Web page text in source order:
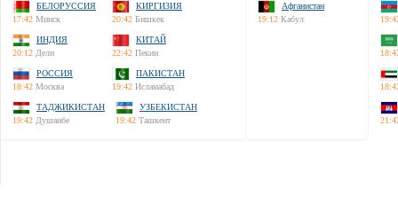
БЕЛОРУССИЯ
17:42 Минск
КИРГИЗИЯ
20:42 Бишкек
ИНДИЯ
20:12 Дели
КИТАЙ
22:42 Пекин
РОССИЯ
18:42 Москва
ПАКИСТАН
19:42 Исламабад
ТАДЖИКИСТАН
19:42 Душанбе
УЗБЕКИСТАН
19:42 Ташкент
Афганистан
19:12 Кабул